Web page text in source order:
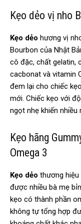
Kẹo dẻo vị nho
Kẹo dẻo hương vị
Bourbon của Nhật
cô đặc, chất gelatin,
cacbonat và vitamin
đem lại cho chiếc
mới. Chiếc kẹo với
ngọt nhẹ khiến nhiều
Kẹo hãng
Omega 3
Kẹo dẻo thương hiệu
được nhiều bà mẹ
kẹo có thành phần
không tự tổng hợp